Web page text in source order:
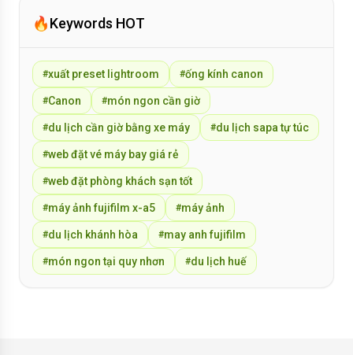
🔥Keywords HOT
#xuất preset lightroom #ống kính canon
#Canon #món ngon cần giờ
#du lịch cần giờ bằng xe máy #du lịch sapa tự túc
#web đặt vé máy bay giá rẻ
#web đặt phòng khách sạn tốt
#máy ảnh fujifilm x-a5 #máy ảnh
#du lịch khánh hòa #may anh fujifilm
#món ngon tại quy nhơn #du lịch huế